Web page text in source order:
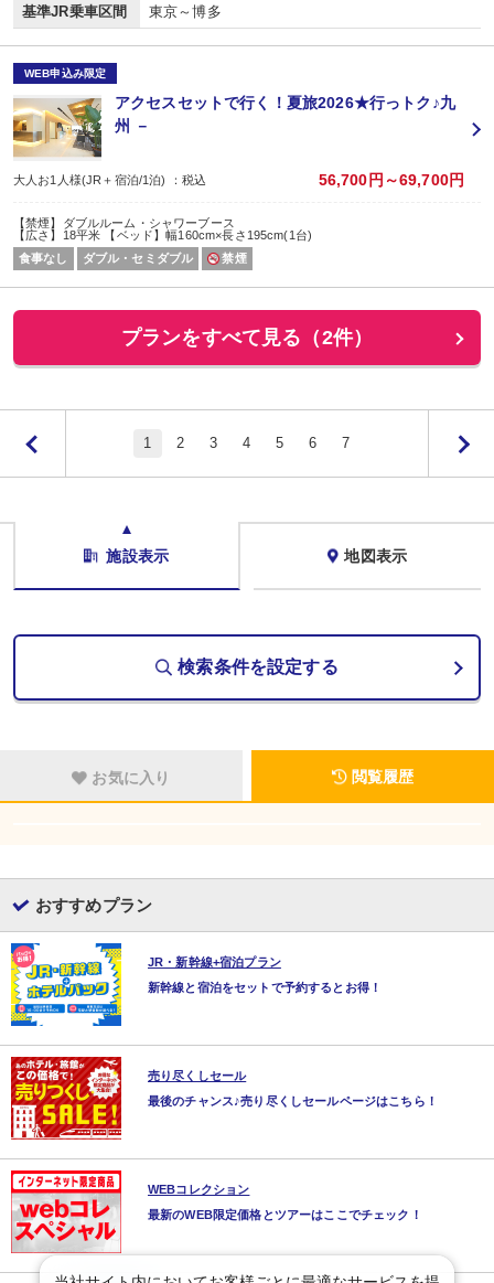
基準JR乗車区間 東京～博多
WEB申込み限定
アクセスセットで行く！夏旅2026★行っトク♪九
州 －
大人お1人様(JR＋宿泊/1泊) ：税込 56,700円～69,700円
【禁煙】ダブルルーム・シャワーブース
【広さ】18平米 【ベッド】幅160cm×長さ195cm(1台)
食事なし
ダブル・セミダブル 禁煙
プランをすべて見る（2件）
1 2 3 4 5 6 7
施設表示 地図表示
検索条件を設定する
お気に入り 閲覧履歴
おすすめプラン
JR・新幹線+宿泊プラン
新幹線と宿泊をセットで予約するとお得！
売り尽くしセール
最後のチャンス♪売り尽くしセールページはこちら！
WEBコレクション
最新のWEB限定価格とツアーはここでチェック！